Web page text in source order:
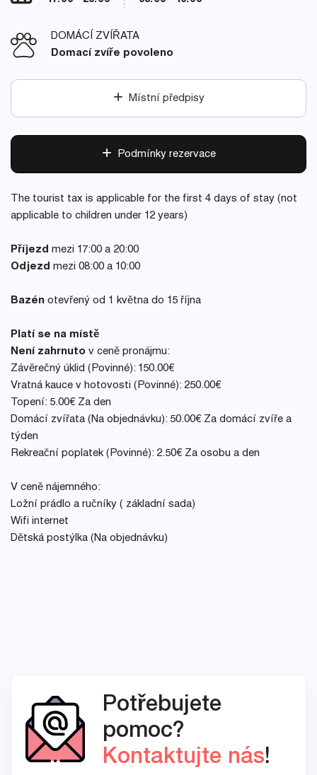
DOMÁCÍ ZVÍŘATA
Domací zvíře povoleno
Místní předpisy
Podmínky rezervace
The tourist tax is applicable for the first 4 days of stay (not
applicable to children under 12 years)
Příjezd mezi 17:00 a 20:00
Odjezd mezi 08:00 a 10:00
Bazén otevřený od 1 května do 15 října
Platí se na místě
Není zahrnuto v ceně pronájmu:
Závěrečný úklid (Povinné): 150.00€
Vratná kauce v hotovosti (Povinné): 250.00€
Topení: 5.00€ Za den
Domácí zvířata (Na objednávku): 50.00€ Za domácí zvíře a
týden
Rekreační poplatek (Povinné): 2.50€ Za osobu a den
V ceně nájemného:
Ložní prádlo a ručníky ( základní sada)
Wifi internet
Dětská postýlka (Na objednávku)
Potřebujete
pomoc?
Kontaktujte nás!